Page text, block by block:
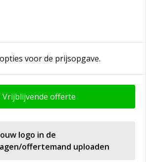
voor de prijsopgave.
Vrijblijvende offerte
logo in de
offertemand uploaden